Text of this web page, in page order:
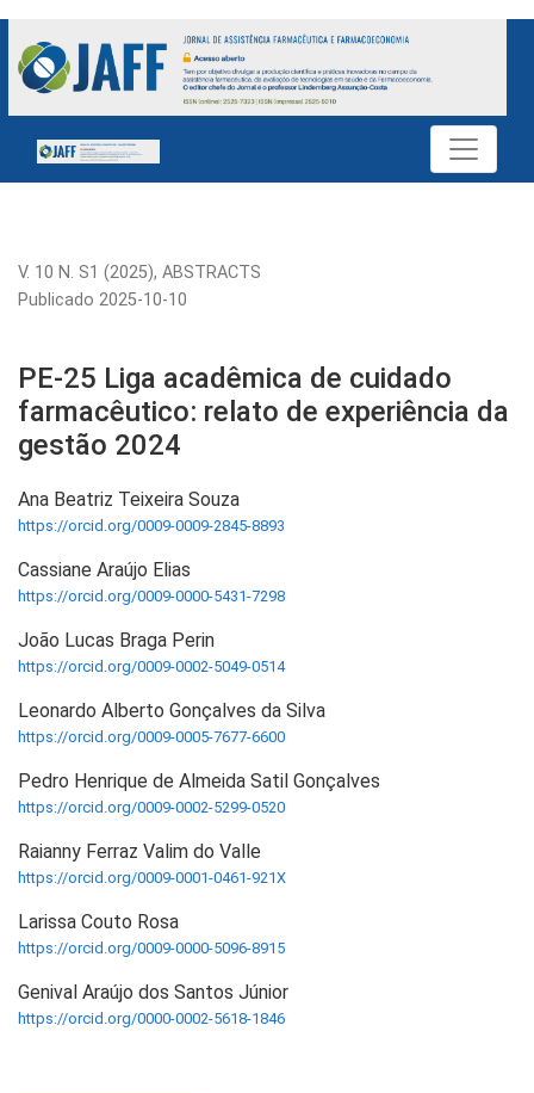
PE-25 Liga acadêmica de cuidado farmacêutico: relato de
V. 10 N. S1 (2025), ABSTRACTS
PE-25 Liga acadêmica de cuidado
farmacêutico: relato de experiência da
gestão 2024
Publicado 2025-10-10
Ana Beatriz Teixeira Souza
https://orcid.org/0009-0009-2845-8893
Cassiane Araújo Elias
https://orcid.org/0009-0000-5431-7298
João Lucas Braga Perin
https://orcid.org/0009-0002-5049-0514
Leonardo Alberto Gonçalves da Silva
https://orcid.org/0009-0005-7677-6600
Pedro Henrique de Almeida Satil Gonçalves
https://orcid.org/0009-0002-5299-0520
Raianny Ferraz Valim do Valle
https://orcid.org/0009-0001-0461-921X
Larissa Couto Rosa
https://orcid.org/0009-0000-5096-8915
Genival Araújo dos Santos Júnior
https://orcid.org/0000-0002-5618-1846